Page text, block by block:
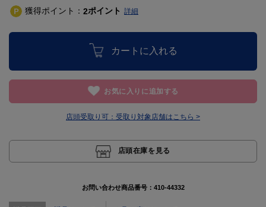
獲得ポイント： 2ポイント 詳細
カートに入れる
お気に入りに追加する
店頭受取り可： 受取り対象店舗はこちら >
店頭在庫を見る
お問い合わせ商品番号： 410-44332